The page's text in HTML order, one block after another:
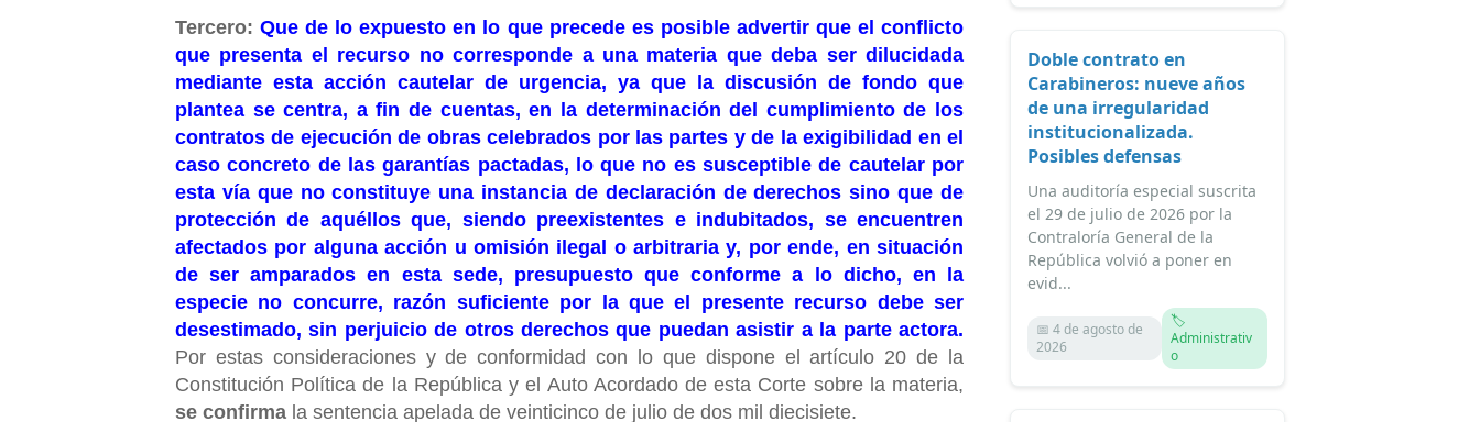
Tercero: Que de lo expuesto en lo que precede es posible advertir que el conflicto
que presenta el recurso no corresponde a una materia que deba ser dilucidada
mediante esta acción cautelar de urgencia, ya que la discusión de fondo que
plantea se centra, a fin de cuentas, en la determinación del cumplimiento de los
contratos de ejecución de obras celebrados por las partes y de la exigibilidad en el
caso concreto de las garantías pactadas, lo que no es susceptible de cautelar por
esta vía que no constituye una instancia de declaración de derechos sino que de
protección de aquéllos que, siendo preexistentes e indubitados, se encuentren
afectados por alguna acción u omisión ilegal o arbitraria y, por ende, en situación
de ser amparados en esta sede, presupuesto que conforme a lo dicho, en la
especie no concurre, razón suficiente por la que el presente recurso debe ser
desestimado, sin perjuicio de otros derechos que puedan asistir a la parte actora.
Por estas consideraciones y de conformidad con lo que dispone el artículo 20 de la
Constitución Política de la República y el Auto Acordado de esta Corte sobre la materia,
se confirma la sentencia apelada de veinticinco de julio de dos mil diecisiete.
Doble contrato en
Carabineros: nueve años
de una irregularidad
institucionalizada.
Posibles defensas
Una auditoría especial suscrita
el 29 de julio de 2026 por la
Contraloría General de la
República volvió a poner en
evid...
📅 4 de agosto de
2026
🏷️
Administrativ
o